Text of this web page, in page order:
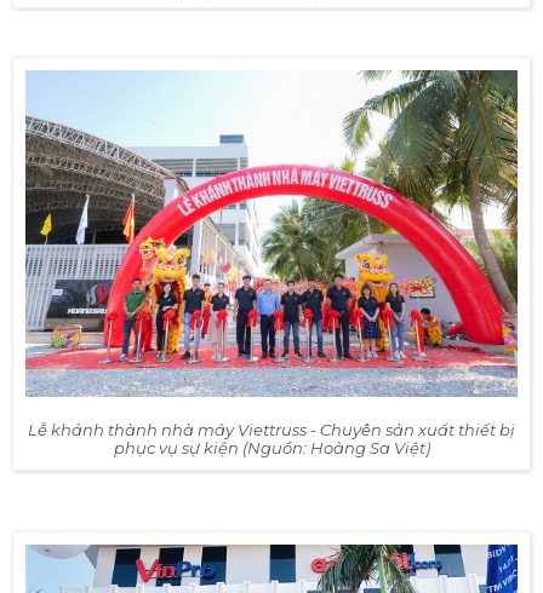
Lễ khánh thành nhà máy Viettruss - Chuyên sản xuất thiết bị
phục vụ sự kiện (Nguồn: Hoàng Sa Việt)